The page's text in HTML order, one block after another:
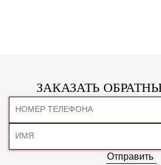
ЗАКАЗАТЬ
Отправить